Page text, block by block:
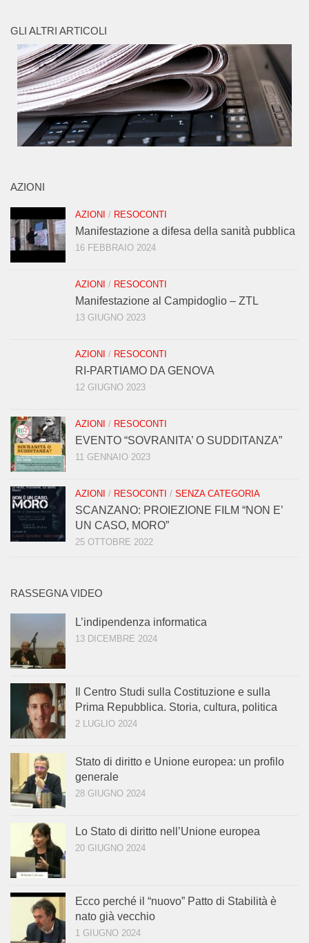
GLI ALTRI ARTICOLI
AZIONI
AZIONI / RESOCONTI
Manifestazione a difesa della sanità pubblica
16 FEBBRAIO 2024
AZIONI / RESOCONTI
Manifestazione al Campidoglio – ZTL
13 GIUGNO 2023
AZIONI / RESOCONTI
RI-PARTIAMO DA GENOVA
12 GIUGNO 2023
AZIONI / RESOCONTI
EVENTO “SOVRANITA’ O SUDDITANZA”
11 GENNAIO 2023
AZIONI / RESOCONTI / SENZA CATEGORIA
SCANZANO: PROIEZIONE FILM “NON E’
UN CASO, MORO”
25 OTTOBRE 2022
RASSEGNA VIDEO
L’indipendenza informatica
13 DICEMBRE 2024
Il Centro Studi sulla Costituzione e sulla
Prima Repubblica. Storia, cultura, politica
2 LUGLIO 2024
Stato di diritto e Unione europea: un profilo
generale
28 GIUGNO 2024
Lo Stato di diritto nell’Unione europea
20 GIUGNO 2024
Ecco perché il “nuovo” Patto di Stabilità è
nato già vecchio
1 GIUGNO 2024